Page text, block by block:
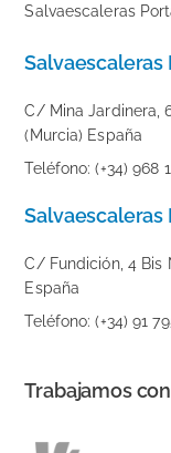
Salvaescaleras
Salvaescaleras
C/ Mina Jardinera,
(Murcia) España
Teléfono: (+34) 968
Salvaescaleras
C/ Fundición, 4 Bis
España
Teléfono: (+34) 91
Trabajamos con